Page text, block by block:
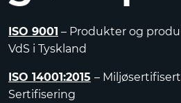
ISO 9001 – Produkter og
VdS i Tyskland
ISO 14001:2015 –
Sertifisering